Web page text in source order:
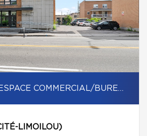
LOCATION D'ESPACE COMMERCIAL/BUREAU
LIMOILOU)